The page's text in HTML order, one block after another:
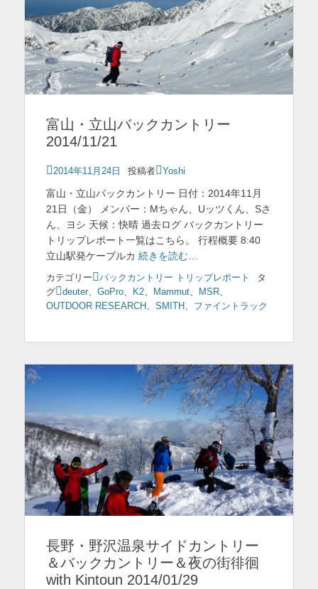
富山・立山バックカントリー
2014/11/21
投
日
2014年11月24日 投稿者 Yoshi
富山・立山バックカントリー 日付：2014年11月
21日（金） メンバー：Mちゃん、Uッツくん、Sさ
ん、ヨシ 天候：快晴 過去ログ バックカントリー
トリップレポート一覧はこちら。 行程概要 8:40
立山駅発ケーブルカ 続きを読む…
カテゴリー バックカントリー トリップレポート
タ
グ
deuter、 GoPro、 K2、 Mammut、 MSR、
OUTDOOR RESEARCH 、 SMITH 、 ファイントラック
長野・野沢温泉サイドカントリー
＆バックカントリー＆夜の街徘徊
with Kintoun 2014/01/29